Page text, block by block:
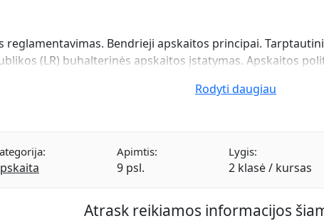
reglamentavimas. Bendrieji apskaitos principai.
(LR) buhalterinės apskaitos įstatymas. Apskaitos
Rodyti daugiau
Apimtis:
9 psl.
Lygis:
2 klasė / kursas
Atrask reikiamos informacijos